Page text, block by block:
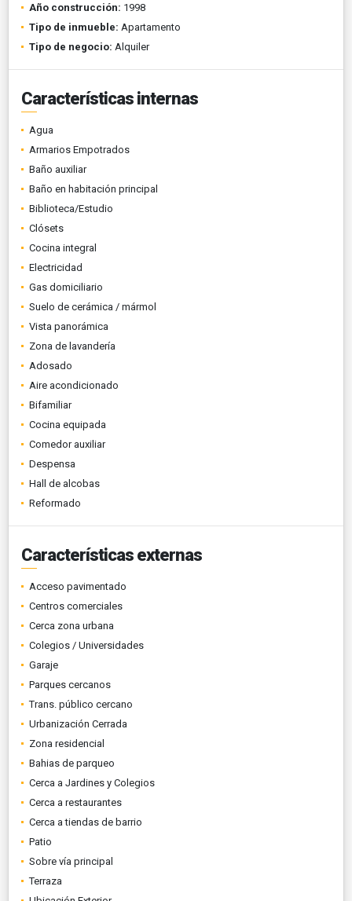
Año construcción: 1998
Tipo de inmueble: Apartamento
Tipo de negocio: Alquiler
Características internas
Agua
Armarios Empotrados
Baño auxiliar
Baño en habitación principal
Biblioteca/Estudio
Clósets
Cocina integral
Electricidad
Gas domiciliario
Suelo de cerámica / mármol
Vista panorámica
Zona de lavandería
Adosado
Aire acondicionado
Bifamiliar
Cocina equipada
Comedor auxiliar
Despensa
Hall de alcobas
Reformado
Características externas
Acceso pavimentado
Centros comerciales
Cerca zona urbana
Colegios / Universidades
Garaje
Parques cercanos
Trans. público cercano
Urbanización Cerrada
Zona residencial
Bahias de parqueo
Cerca a Jardines y Colegios
Cerca a restaurantes
Cerca a tiendas de barrio
Patio
Sobre vía principal
Terraza